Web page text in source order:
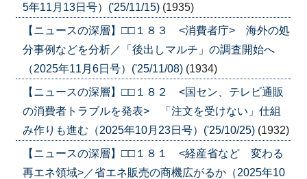
5年11月13日号）('25/11/15) (1935)
【ニュースの深層】□□１８３ <消費者庁> 海外の処
分事例などを分析／「後出しマルチ」の調査開始へ
（2025年11月6日号）('25/11/08) (1934)
【ニュースの深層】□□１８２ <国セン、テレビ通販
の消費者トラブルを発表> 「注文を受けない」仕組
み作りも進む（2025年10月23日号）('25/10/25) (1932)
【ニュースの深層】□□１８１ <経産省など 変わる
再エネ領域>／省エネ販売の商機広がるか（2025年10